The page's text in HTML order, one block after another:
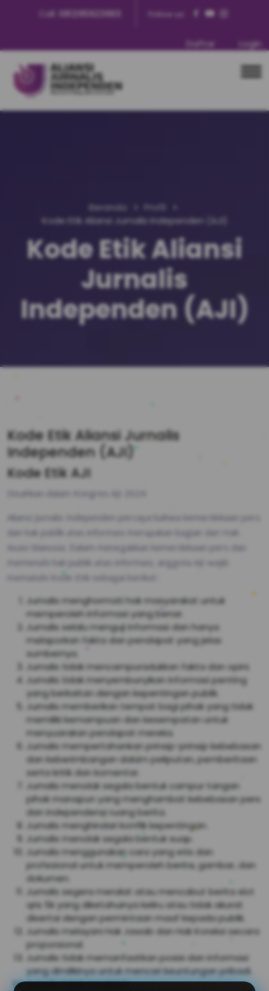
Call: 081295923963 Follow us:
Daftar Login
Beranda
Kode Etik Aliansi Jurnalis Independen (AJI)
Kode Etik Aliansi
Jurnalis
Independen (AJI)
Kode Etik Aliansi Jurnalis
Independen (AJI)
Kode Etik AJI
Disahkan dalam Kongres AJI 2024
Aliansi Jurnalis Independen percaya bahwa kemerdekaan pers
dan hak publik atas informasi merupakan bagian dari Hak
Asasi Manusia. Dalam menegakkan kemerdekaan pers dan
memenuhi hak publik atas informasi, anggota AJI wajib
mematuhi Kode Etik sebagai berikut :
Jurnalis menghormati hak masyarakat untuk
memperoleh informasi yang benar.
Jurnalis selalu menguji informasi dan hanya
melaporkan fakta dan pendapat yang jelas
sumbernya.
Jurnalis tidak mencampuradukkan fakta dan opini.
Jurnalis tidak menyembunyikan informasi penting
yang berkaitan dengan kepentingan publik.
Jurnalis memberikan tempat bagi pihak yang tidak
memiliki kemampuan dan kesempatan untuk
menyuarakan pendapat mereka.
Jurnalis mempertahankan prinsip-prinsip kebebasan
dan keberimbangan dalam peliputan, pemberitaan
serta kritik dan komentar.
Jurnalis menolak segala bentuk campur tangan
pihak manapun yang menghambat kebebasan pers
dan independensi ruang berita.
Jurnalis menghindari konflik kepentingan.
Jurnalis menolak segala bentuk suap.
Jurnalis menggunakan cara yang etis dan
profesional untuk memperoleh berita, gambar, dan
dokumen.
Jurnalis segera meralat atau mencabut berita slot
qris 5k yang diketahuinya keliru atau tidak akurat
disertai dengan permintaan maaf kepada publik.
Jurnalis melayani Hak Jawab dan Hak Koreksi secara
proporsional.
Jurnalis tidak memanfaatkan posisi dan informasi
yang dimilikinya untuk mencari keuntungan pribadi.
Jurnalis tidak menjiplak.